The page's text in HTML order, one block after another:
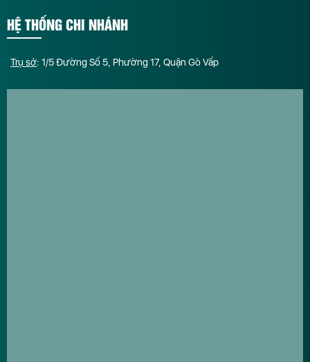
HỆ THỐNG CHI NHÁNH
Trụ sở: 1/5 Đường Số 5, Phường 17, Quận Gò Vấp